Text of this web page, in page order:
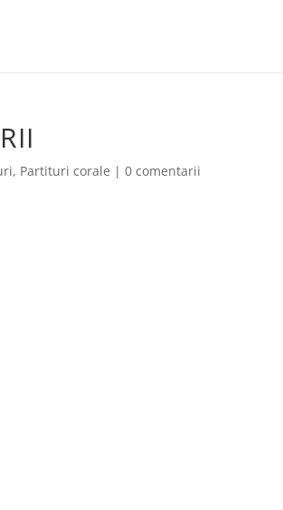
, Partituri corale |0 comentarii